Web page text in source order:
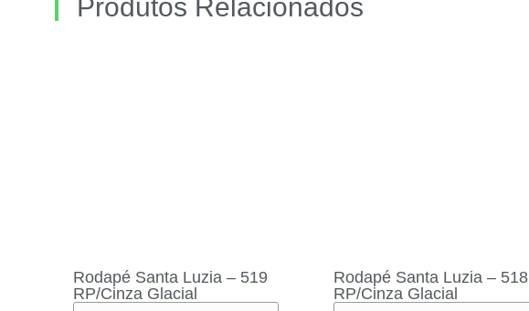
Produtos Relacionados
Rodapé Santa Luzia – 519
RP/Cinza Glacial
Rodapé Santa Luzia – 518
RP/Cinza Glacial